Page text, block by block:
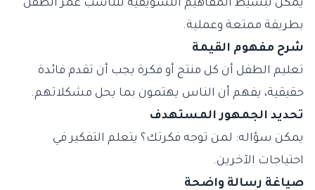
يمكن تبسيط المفاهيم التسويقية لتناسب عمر الطفل
بطريقة ممتعة وعملية.
شرح مفهوم القيمة
تعليم الطفل أن كل منتج أو فكرة يجب أن تقدم فائدة
حقيقية، يفهم أن الناس يهتمون بما يحل مشكلاتهم.
تحديد الجمهور المستهدف
يمكن سؤاله: لمن توجه فكرتك؟ يتعلم التفكير في
احتياجات الآخرين.
صياغة رسالة واضحة